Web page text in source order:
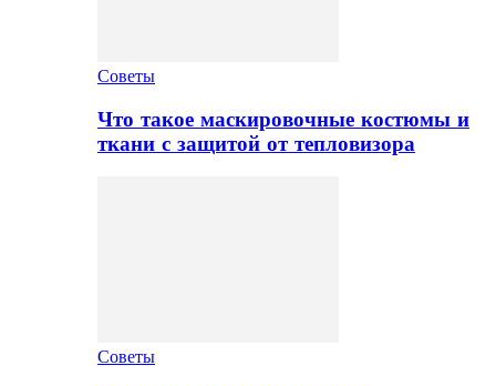
Советы
Что такое маскировочные костюмы и
ткани с защитой от тепловизора
Советы